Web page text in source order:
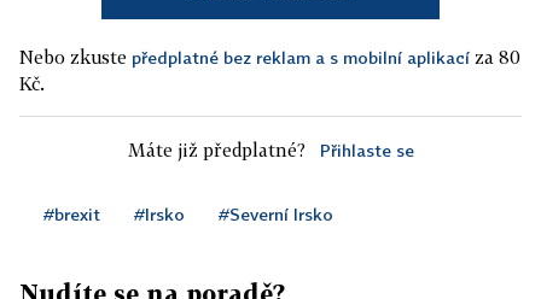
Nebo zkuste předplatné bez reklam a s mobilní aplikací za 80
Kč.
Máte již předplatné? Přihlaste se
#brexit #Irsko #Severní Irsko
Nudíte se na poradě?